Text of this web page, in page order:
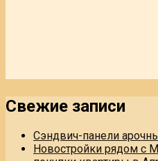
Свежие записи
Сэндвич-панели
Новостройки рядом с